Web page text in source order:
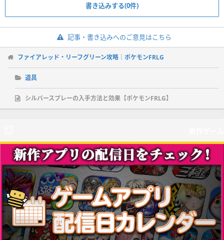
書き込みする(0件)
記事・書き込みへのご意見はこちら
ファイアレッド・リーフグリーン攻略｜ポケモンFRLG
道具
シルバースプレーの入手方法と効果【ポケモンFRLG】